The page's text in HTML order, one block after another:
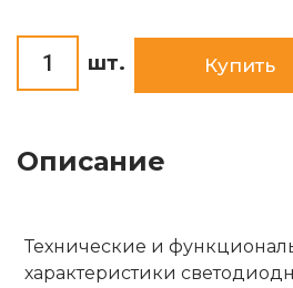
шт. Купить
Описание
Технические и
характеристики